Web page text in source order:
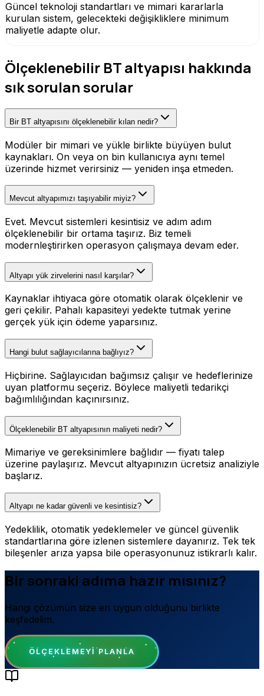
Güncel teknoloji standartları ve mimari kararlarla
kurulan sistem, gelecekteki değişikliklere minimum
maliyetle adapte olur.
Ölçeklenebilir BT altyapısı hakkında
sık sorulan sorular
Bir BT altyapısını ölçeklenebilir kılan nedir?
Modüler bir mimari ve yükle birlikte büyüyen bulut
kaynakları. On veya on bin kullanıcıya aynı temel
üzerinde hizmet verirsiniz — yeniden inşa etmeden.
Mevcut altyapımızı taşıyabilir miyiz?
Evet. Mevcut sistemleri kesintisiz ve adım adım
ölçeklenebilir bir ortama taşırız. Biz temeli
modernleştirirken operasyon çalışmaya devam eder.
Altyapı yük zirvelerini nasıl karşılar?
Kaynaklar ihtiyaca göre otomatik olarak ölçeklenir ve
geri çekilir. Pahalı kapasiteyi yedekte tutmak yerine
gerçek yük için ödeme yaparsınız.
Hangi bulut sağlayıcılarına bağlıyız?
Hiçbirine. Sağlayıcıdan bağımsız çalışır ve hedeflerinize
uyan platformu seçeriz. Böylece maliyetli tedarikçi
bağımlılığından kaçınırsınız.
Ölçeklenebilir BT altyapısının maliyeti nedir?
Mimariye ve gereksinimlere bağlıdır — fiyatı talep
üzerine paylaşırız. Mevcut altyapınızın ücretsiz analiziyle
başlarız.
Altyapı ne kadar güvenli ve kesintisiz?
Yedeklilik, otomatik yedeklemeler ve güncel güvenlik
standartlarına göre izlenen sistemlere dayanırız. Tek tek
bileşenler arıza yapsa bile operasyonunuz istikrarlı kalır.
Bir sonraki adıma hazır mısınız?
Hangi çözümün size en uygun olduğunu birlikte
keşfedelim.
ÖLÇEKLEMEYI PLANLA